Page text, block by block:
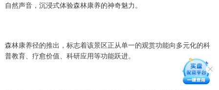
自然声音，沉浸式体验森林康养的神奇魅力。
森林康养径的推出，标志着该景区正从单一的观赏功能向多元化的科
普教育、疗愈价值、科研应用等功能跃进。